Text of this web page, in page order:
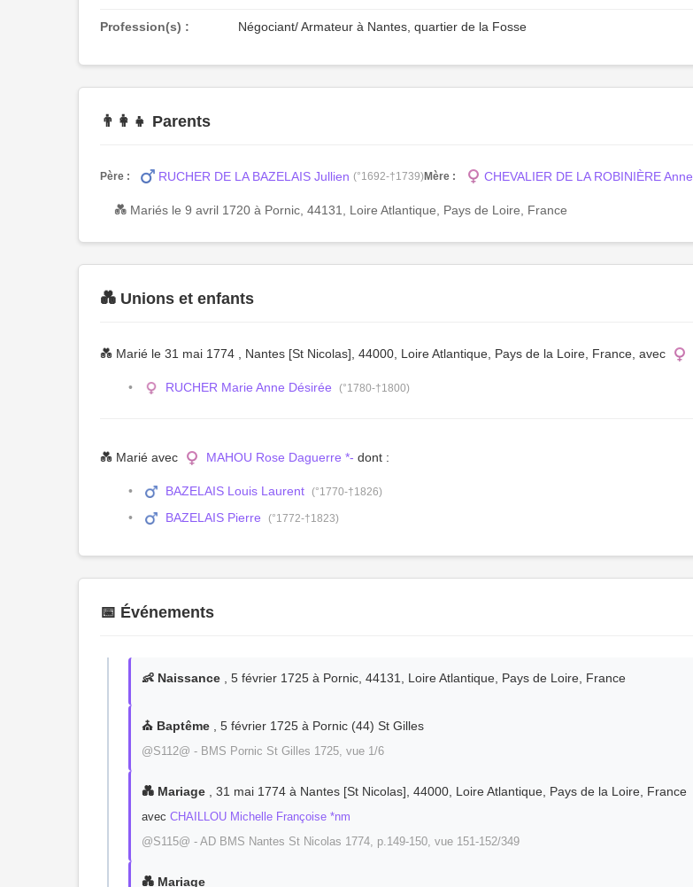
Profession(s) : Négociant/ Armateur à Nantes, quartier de la Fosse
👨‍👩‍👧 Parents
Père : RUCHER DE LA BAZELAIS Jullien (°1692-†1739)Mère : CHEVALIER DE LA ROBINIÈRE Anne
💑 Mariés le 9 avril 1720 à Pornic, 44131, Loire Atlantique, Pays de Loire, France
💑 Unions et enfants
💑 Marié le 31 mai 1774 , Nantes [St Nicolas], 44000, Loire Atlantique, Pays de la Loire, France, avec
RUCHER Marie Anne Désirée (°1780-†1800)
💑 Marié avec MAHOU Rose Daguerre *- dont :
BAZELAIS Louis Laurent (°1770-†1826)
BAZELAIS Pierre (°1772-†1823)
📅 Événements
👶 Naissance , 5 février 1725 à Pornic, 44131, Loire Atlantique, Pays de Loire, France
⛪ Baptême , 5 février 1725 à Pornic (44) St Gilles
@S112@ - BMS Pornic St Gilles 1725, vue 1/6
💑 Mariage , 31 mai 1774 à Nantes [St Nicolas], 44000, Loire Atlantique, Pays de la Loire, France
avec CHAILLOU Michelle Françoise *nm
@S115@ - AD BMS Nantes St Nicolas 1774, p.149-150, vue 151-152/349
💑 Mariage